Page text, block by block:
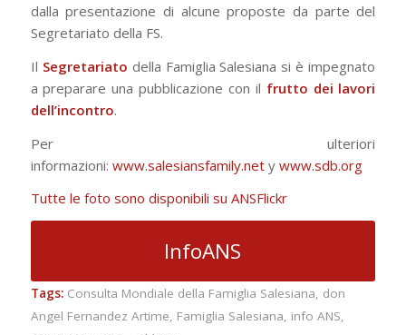
dalla presentazione di alcune proposte da parte del
Segretariato della FS.
Il Segretariato della Famiglia Salesiana si è impegnato
a preparare una pubblicazione con il frutto dei lavori
dell’incontro.
Per ulteriori
informazioni: www.salesiansfamily.nety www.sdb.org
Tutte le foto sono disponibili su ANSFlickr
InfoANS
Tags: Consulta Mondiale della Famiglia Salesiana, don
Angel Fernandez Artime, Famiglia Salesiana, info ANS,